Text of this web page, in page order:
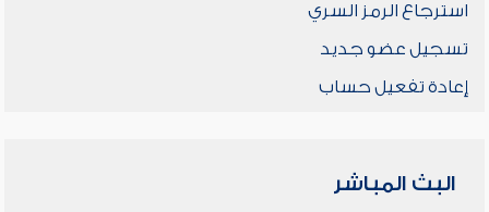
استرجاع الرمز السري
تسجيل عضو جديد
إعادة تفعيل حساب
البث المباشر